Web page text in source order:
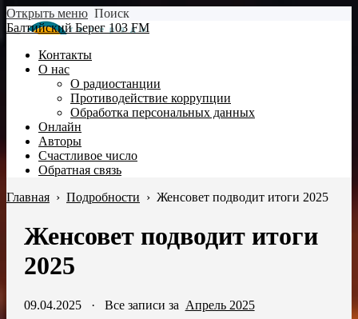
Открыть меню Поиск
Балтийский Берег 103 FM
Контакты
О нас
О радиостанции
Противодействие коррупции
Обработка персональных данных
Онлайн
Авторы
Счастливое число
Обратная связь
Главная › Подробности › Женсовет подводит итоги 2025
Женсовет подводит итоги
2025
09.04.2025· Все записи за Апрель 2025